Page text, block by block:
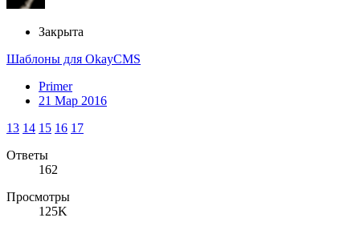
Закрыта
Шаблоны для OkayCMS
Primer
21 Мар 2016
13 14 15 16 17
Ответы
162
Просмотры
125K